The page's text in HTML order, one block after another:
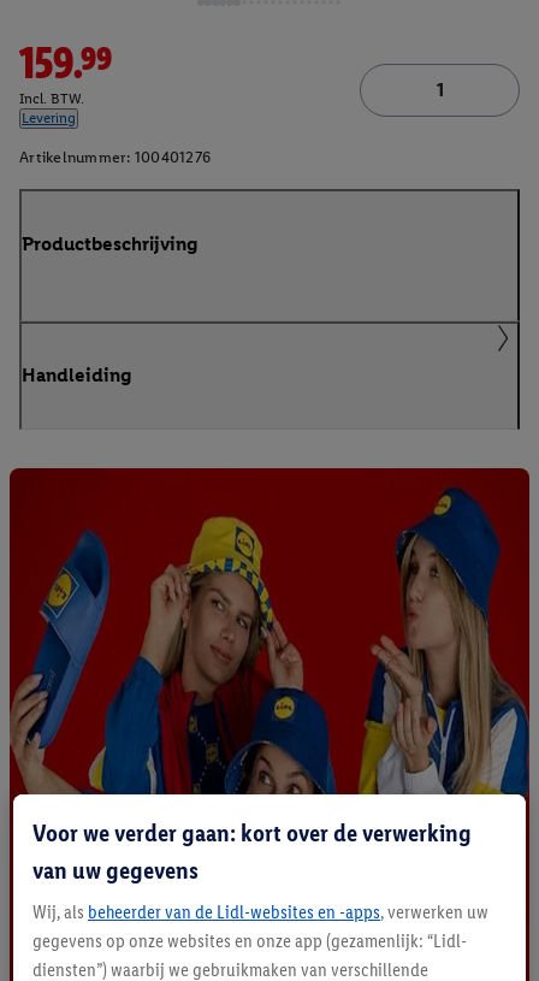
159.99
Incl. BTW.
Levering
Artikelnummer: 100401276
Productbeschrijving
Handleiding
Voor we verder gaan: kort over de verwerking
van uw gegevens
Wij, als beheerder van de Lidl-websites en -apps, verwerken uw
gegevens op onze websites en onze app (gezamenlijk: “Lidl-
diensten”) waarbij we gebruikmaken van verschillende